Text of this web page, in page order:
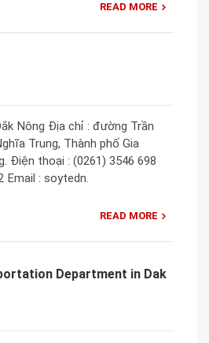
READ MORE
Nông Địa chỉ : đường Trần
Trung, Thành phố Gia
Điện thoại : (0261) 3546 698
Email : soytedn.
READ MORE
Department in Dak